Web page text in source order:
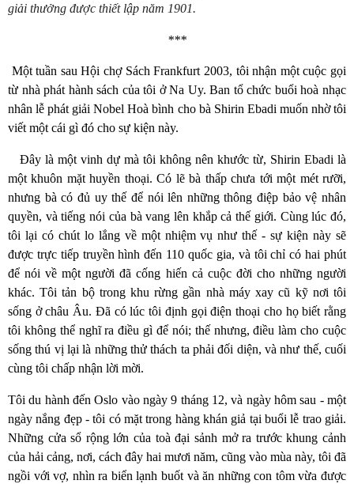
giải thưởng được thiết lập năm 1901.
***
Một tuần sau Hội chợ Sách Frankfurt 2003, tôi nhận một cuộc gọi
từ nhà phát hành sách của tôi ở Na Uy. Ban tổ chức buổi hoà nhạc
nhân lễ phát giải Nobel Hoà bình cho bà Shirin Ebadi muốn nhờ tôi
viết một cái gì đó cho sự kiện này.
Đây là một vinh dự mà tôi không nên khước từ, Shirin Ebadi là
một khuôn mặt huyền thoại. Có lẽ bà thấp chưa tới một mét rưỡi,
nhưng bà có đủ uy thế để nói lên những thông điệp bảo vệ nhân
quyền, và tiếng nói của bà vang lên khắp cả thế giới. Cùng lúc đó,
tôi lại có chút lo lắng về một nhiệm vụ như thế - sự kiện này sẽ
được trực tiếp truyền hình đến 110 quốc gia, và tôi chỉ có hai phút
để nói về một người đã cống hiến cả cuộc đời cho những người
khác. Tôi tản bộ trong khu rừng gần nhà máy xay cũ kỹ nơi tôi
sống ở châu Âu. Đã có lúc tôi định gọi điện thoại cho họ biết rằng
tôi không thể nghĩ ra điều gì để nói; thế nhưng, điều làm cho cuộc
sống thú vị lại là những thử thách ta phải đối diện, và như thế, cuối
cùng tôi chấp nhận lời mời.
Tôi du hành đến Oslo vào ngày 9 tháng 12, và ngày hôm sau - một
ngày nắng đẹp - tôi có mặt trong hàng khán giả tại buổi lễ trao giải.
Những cửa sổ rộng lớn của toà đại sảnh mở ra trước khung cảnh
của hải cảng, nơi, cách đây hai mươi năm, cũng vào mùa này, tôi đã
ngồi với vợ, nhìn ra biển lạnh buốt và ăn những con tôm vừa được